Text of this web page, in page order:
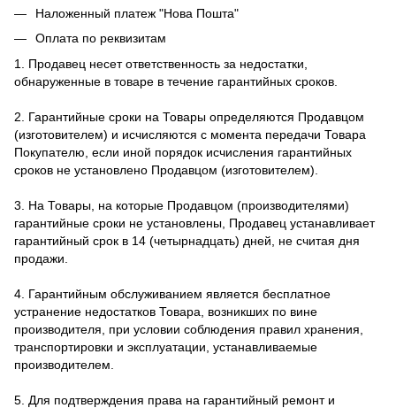
Наложенный платеж "Нова Пошта"
Оплата по реквизитам
1. Продавец несет ответственность за недостатки,
обнаруженные в товаре в течение гарантийных сроков.
2. Гарантийные сроки на Товары определяются Продавцом
(изготовителем) и исчисляются с момента передачи Товара
Покупателю, если иной порядок исчисления гарантийных
сроков не установлено Продавцом (изготовителем).
3. На Товары, на которые Продавцом (производителями)
гарантийные сроки не установлены, Продавец устанавливает
гарантийный срок в 14 (четырнадцать) дней, не считая дня
продажи.
4. Гарантийным обслуживанием является бесплатное
устранение недостатков Товара, возникших по вине
производителя, при условии соблюдения правил хранения,
транспортировки и эксплуатации, устанавливаемые
производителем.
5. Для подтверждения права на гарантийный ремонт и